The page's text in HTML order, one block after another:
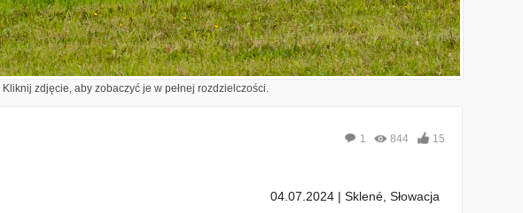
zdjęcie, aby zobaczyć je w pełnej rozdzielczości.
1 844 15
04.07.2024 | Sklené, Słowacja